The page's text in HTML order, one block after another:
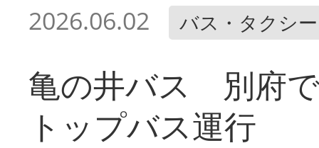
2026.06.02 バス・タクシー
亀の井バス 別府
トップバス運行